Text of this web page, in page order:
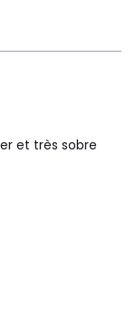
et très sobre